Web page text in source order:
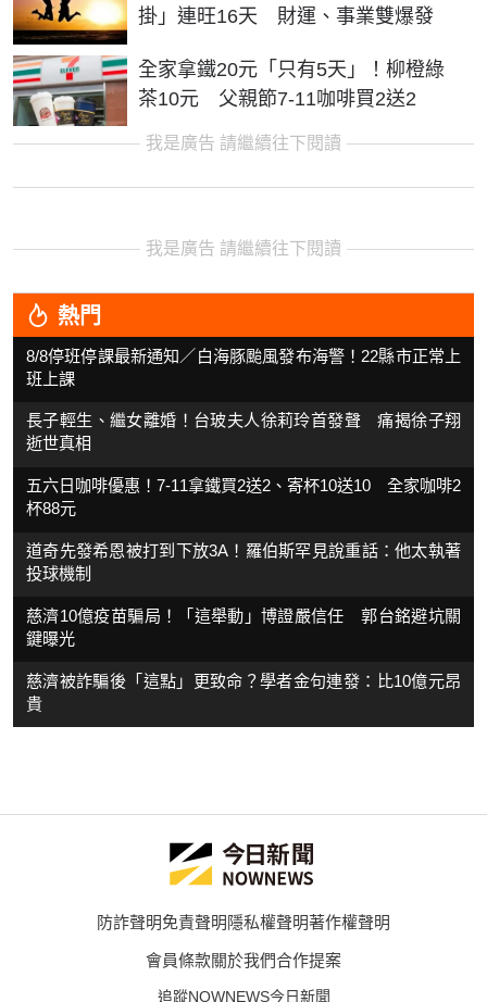
掛」連旺16天 財運、事業雙爆發
全家拿鐵20元「只有5天」！柳橙綠
茶10元 父親節7-11咖啡買2送2
我是廣告 請繼續往下閱讀
我是廣告 請繼續往下閱讀
熱門
8/8停班停課最新通知／白海豚颱風發布海警！22縣市正常上
班上課
長子輕生、繼女離婚！台玻夫人徐莉玲首發聲 痛揭徐子翔
逝世真相
五六日咖啡優惠！7-11拿鐵買2送2、寄杯10送10 全家咖啡2
杯88元
道奇先發希恩被打到下放3A！羅伯斯罕見說重話：他太執著
投球機制
慈濟10億疫苗騙局！「這舉動」博證嚴信任 郭台銘避坑關
鍵曝光
慈濟被詐騙後「這點」更致命？學者金句連發：比10億元昂
貴
防詐聲明免責聲明隱私權聲明著作權聲明
會員條款關於我們合作提案
追蹤NOWNEWS今日新聞